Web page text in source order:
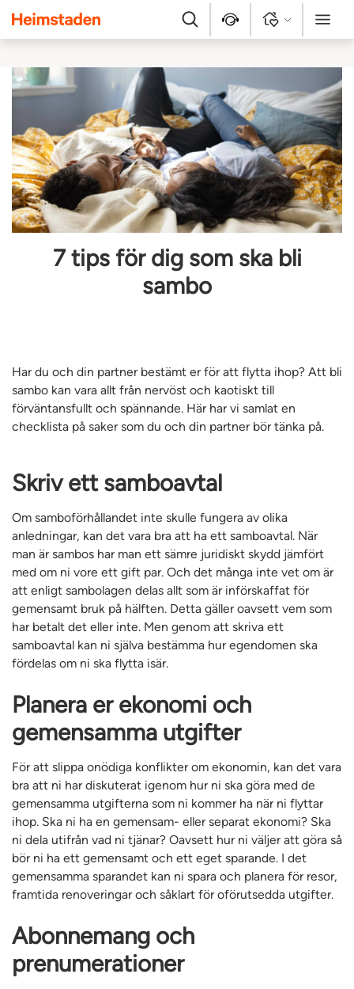
Heimstaden
Sök Kontakt Logga in Meny
7 tips för dig som ska bli
sambo
Har du och din partner bestämt er för att flytta ihop? Att bli
sambo kan vara allt från nervöst och kaotiskt till
förväntansfullt och spännande. Här har vi samlat en
checklista på saker som du och din partner bör tänka på.
Skriv ett samboavtal
Om samboförhållandet inte skulle fungera av olika
anledningar, kan det vara bra att ha ett samboavtal. När
man är sambos har man ett sämre juridiskt skydd jämfört
med om ni vore ett gift par. Och det många inte vet om är
att enligt sambolagen delas allt som är införskaffat för
gemensamt bruk på hälften. Detta gäller oavsett vem som
har betalt det eller inte. Men genom att skriva ett
samboavtal kan ni själva bestämma hur egendomen ska
fördelas om ni ska flytta isär.
Planera er ekonomi och
gemensamma utgifter
För att slippa onödiga konflikter om ekonomin, kan det vara
bra att ni har diskuterat igenom hur ni ska göra med de
gemensamma utgifterna som ni kommer ha när ni flyttar
ihop. Ska ni ha en gemensam- eller separat ekonomi? Ska
ni dela utifrån vad ni tjänar? Oavsett hur ni väljer att göra så
bör ni ha ett gemensamt och ett eget sparande. I det
gemensamma sparandet kan ni spara och planera för resor,
framtida renoveringar och såklart för oförutsedda utgifter.
Abonnemang och
prenumerationer